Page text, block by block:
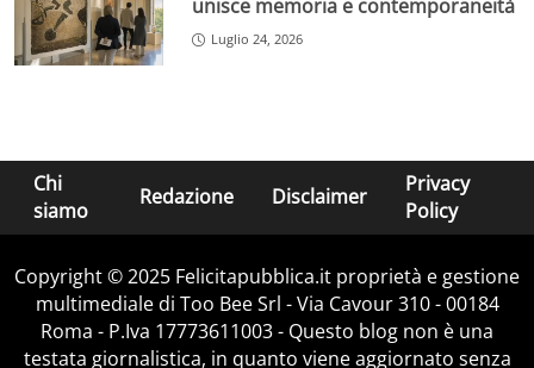
unisce memoria e contemporaneità
Luglio 24, 2026
Chi
siamo
Redazione Disclaimer
Privacy
Policy
Copyright © 2025 Felicitapubblica.it proprietà e gestione
multimediale di Too Bee Srl - Via Cavour 310 - 00184
Roma - P.Iva 17773611003 - Questo blog non è una
testata giornalistica, in quanto viene aggiornato senza